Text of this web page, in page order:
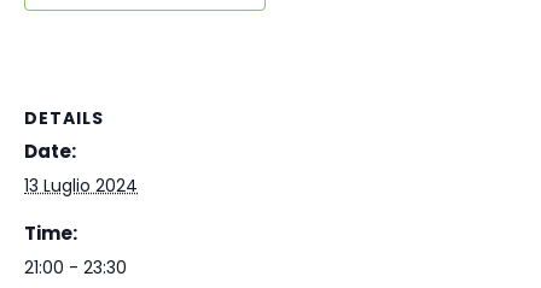
DETAILS
Date:
13 Luglio 2024
Time:
21:00 - 23:30